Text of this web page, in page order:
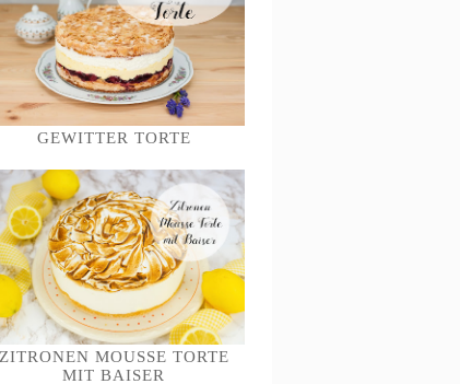
GEWITTER TORTE
ZITRONEN MOUSSE TORTE
MIT BAISER